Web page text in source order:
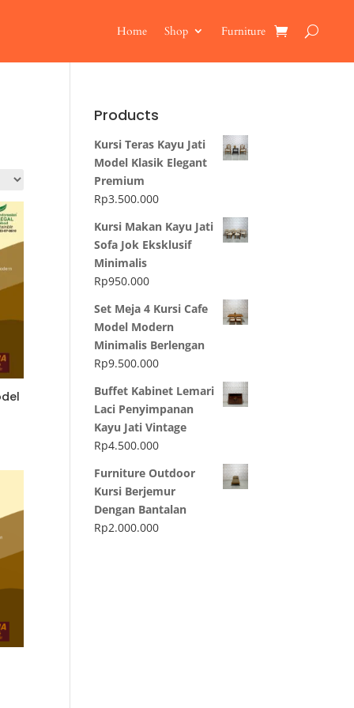
Home Shop Furniture
Products
Kursi Teras Kayu Jati
Model Klasik Elegant
Premium
Rp3.500.000
Kursi Makan Kayu Jati
Sofa Jok Eksklusif
Minimalis
Rp950.000
Set Meja 4 Kursi Cafe
Model Modern
Minimalis Berlengan
Rp9.500.000
Buffet Kabinet Lemari
Laci Penyimpanan
Kayu Jati Vintage
Rp4.500.000
Furniture Outdoor
Kursi Berjemur
Dengan Bantalan
Rp2.000.000